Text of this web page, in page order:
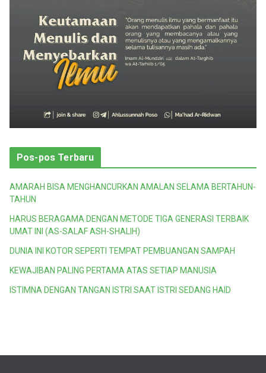
Pos-pos Terbaru
AMARAH BISA MENGHANCURKAN AMALAN SELAMA BERTAHUN-
TAHUN
HARUS BERAGAMA DENGAN METODE TIGA GENERASI TERBAIK
UMAT INI (AS-SALAF ASH-SHALIH)
DUNIA INI KOTOR SEPERTI TEMPAT PEMBUANGAN SAMPAH
KEWAJIBAN PALING PERTAMA ATAS SETIAP MANUSIA
ISTIMNA DENGAN TANGAN ISTRI SAAT ISTRI SEDANG HAID